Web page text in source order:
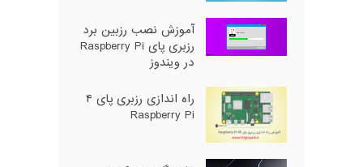
آموزش نصب رزبین برد
رزبری پای Raspberry Pi
در ویندوز
راه اندازی رزبری پای ۴
Raspberry Pi